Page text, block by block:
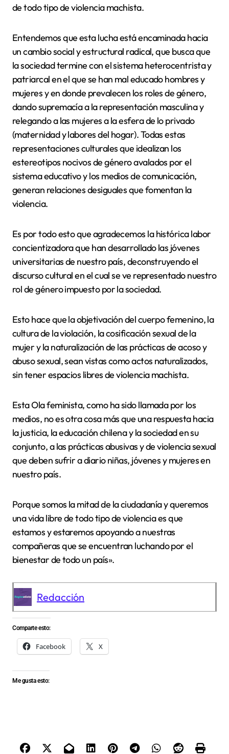
de todo tipo de violencia machista.
Entendemos que esta lucha está encaminada hacia
un cambio social y estructural radical, que busca que
la sociedad termine con el sistema heterocentrista y
patriarcal en el que se han mal educado hombres y
mujeres y en donde prevalecen los roles de género,
dando supremacía a la representación masculina y
relegando a las mujeres a la esfera de lo privado
(maternidad y labores del hogar). Todas estas
representaciones culturales que idealizan los
estereotipos nocivos de género avalados por el
sistema educativo y los medios de comunicación,
generan relaciones desiguales que fomentan la
violencia.
Es por todo esto que agradecemos la histórica labor
concientizadora que han desarrollado las jóvenes
universitarias de nuestro país, deconstruyendo el
discurso cultural en el cual se ve representado nuestro
rol de género impuesto por la sociedad.
Esto hace que la objetivación del cuerpo femenino, la
cultura de la violación, la cosificación sexual de la
mujer y la naturalización de las prácticas de acoso y
abuso sexual, sean vistas como actos naturalizados,
sin tener espacios libres de violencia machista.
Esta Ola feminista, como ha sido llamada por los
medios, no es otra cosa más que una respuesta hacia
la justicia, la educación chilena y la sociedad en su
conjunto, a las prácticas abusivas y de violencia sexual
que deben sufrir a diario niñas, jóvenes y mujeres en
nuestro país.
Porque somos la mitad de la ciudadanía y queremos
una vida libre de todo tipo de violencia es que
estamos y estaremos apoyando a nuestras
compañeras que se encuentran luchando por el
bienestar de todo un país».
Redacción
Comparte esto:
Facebook X
Me gusta esto: